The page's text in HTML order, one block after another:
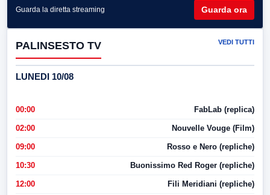
Guarda la diretta streaming Guarda ora
PALINSESTO TV VEDI TUTTI
LUNEDI 10/08
00:00 FabLab (replica)
02:00 Nouvelle Vouge (Film)
09:00 Rosso e Nero (repliche)
10:30 Buonissimo Red Roger (repliche)
12:00 Fili Meridiani (repliche)